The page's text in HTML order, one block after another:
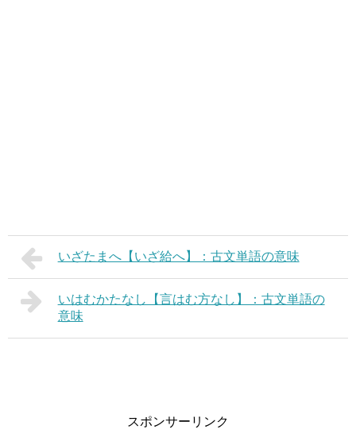
いざたまへ【いざ給へ】：古文単語の意味
いはむかたなし【言はむ方なし】：古文単語の
意味
スポンサーリンク